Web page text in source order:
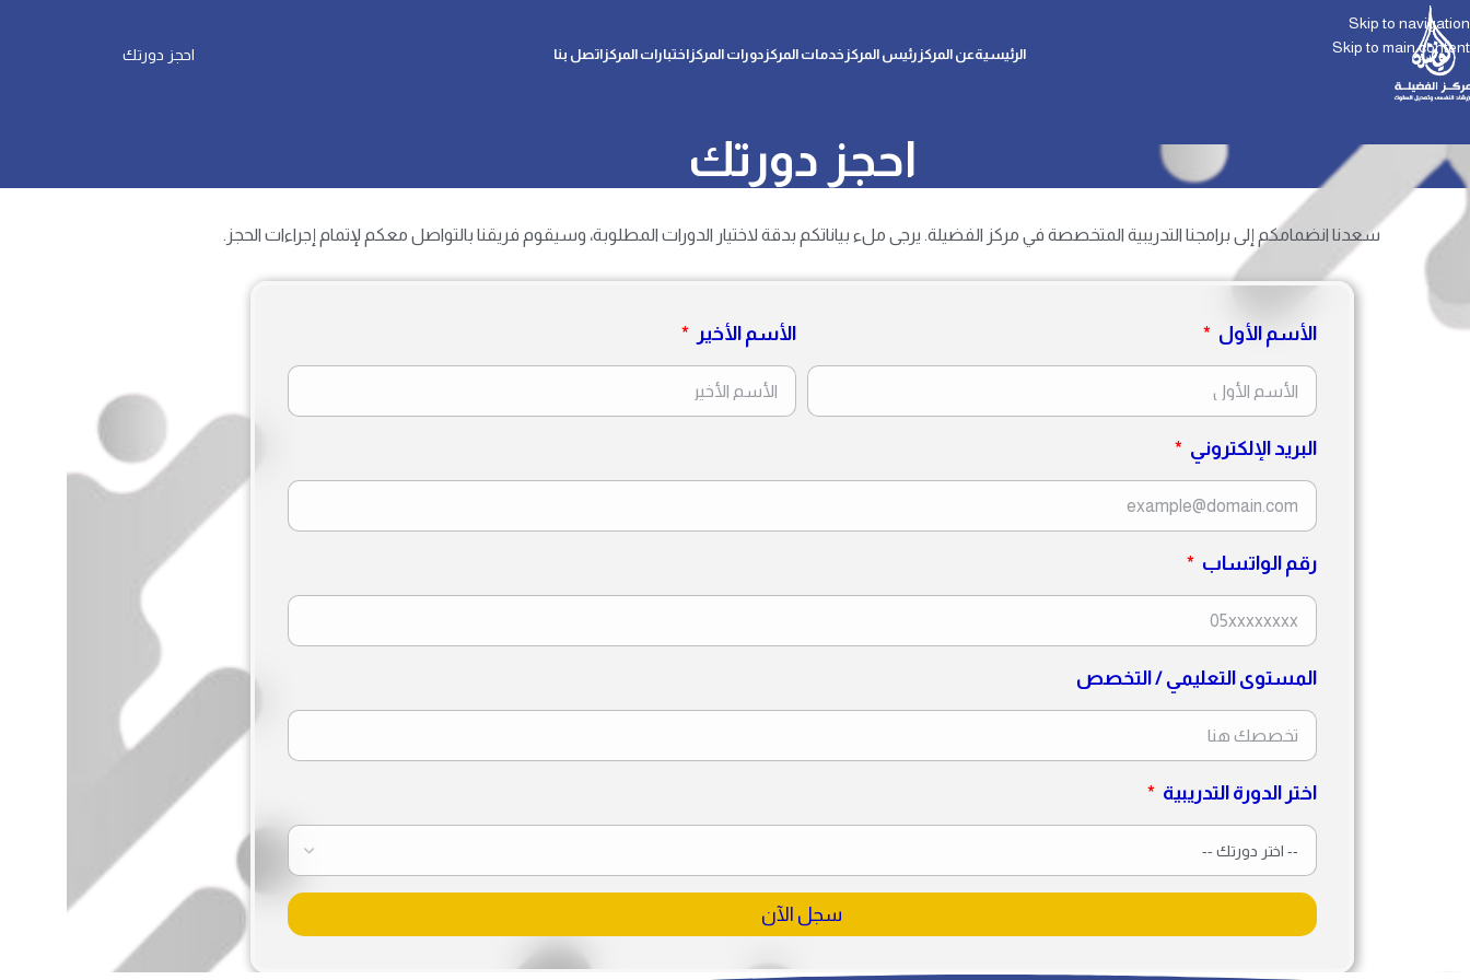
Skip to navigation
Skip to main content
الرئيسيةعن المركز رئيس المركز خدمات المركز دورات المركز اختبارات المركز اتصل بنا احجز دورتك
احجز دورتك
سعدنا انضمامكم إلى برامجنا التدريبية المتخصصة في مركز الفضيلة. يرجى ملء بياناتكم بدقة لاختيار الدورات المطلوبة، وسيقوم فريقنا بالتواصل معكم لإتمام إجراءات الحجز.
الأسم الأول الأسم الأخير
البريد الإلكتروني
رقم الواتساب
المستوى التعليمي / التخصص
اختر الدورة التدريبية
سجل الآن